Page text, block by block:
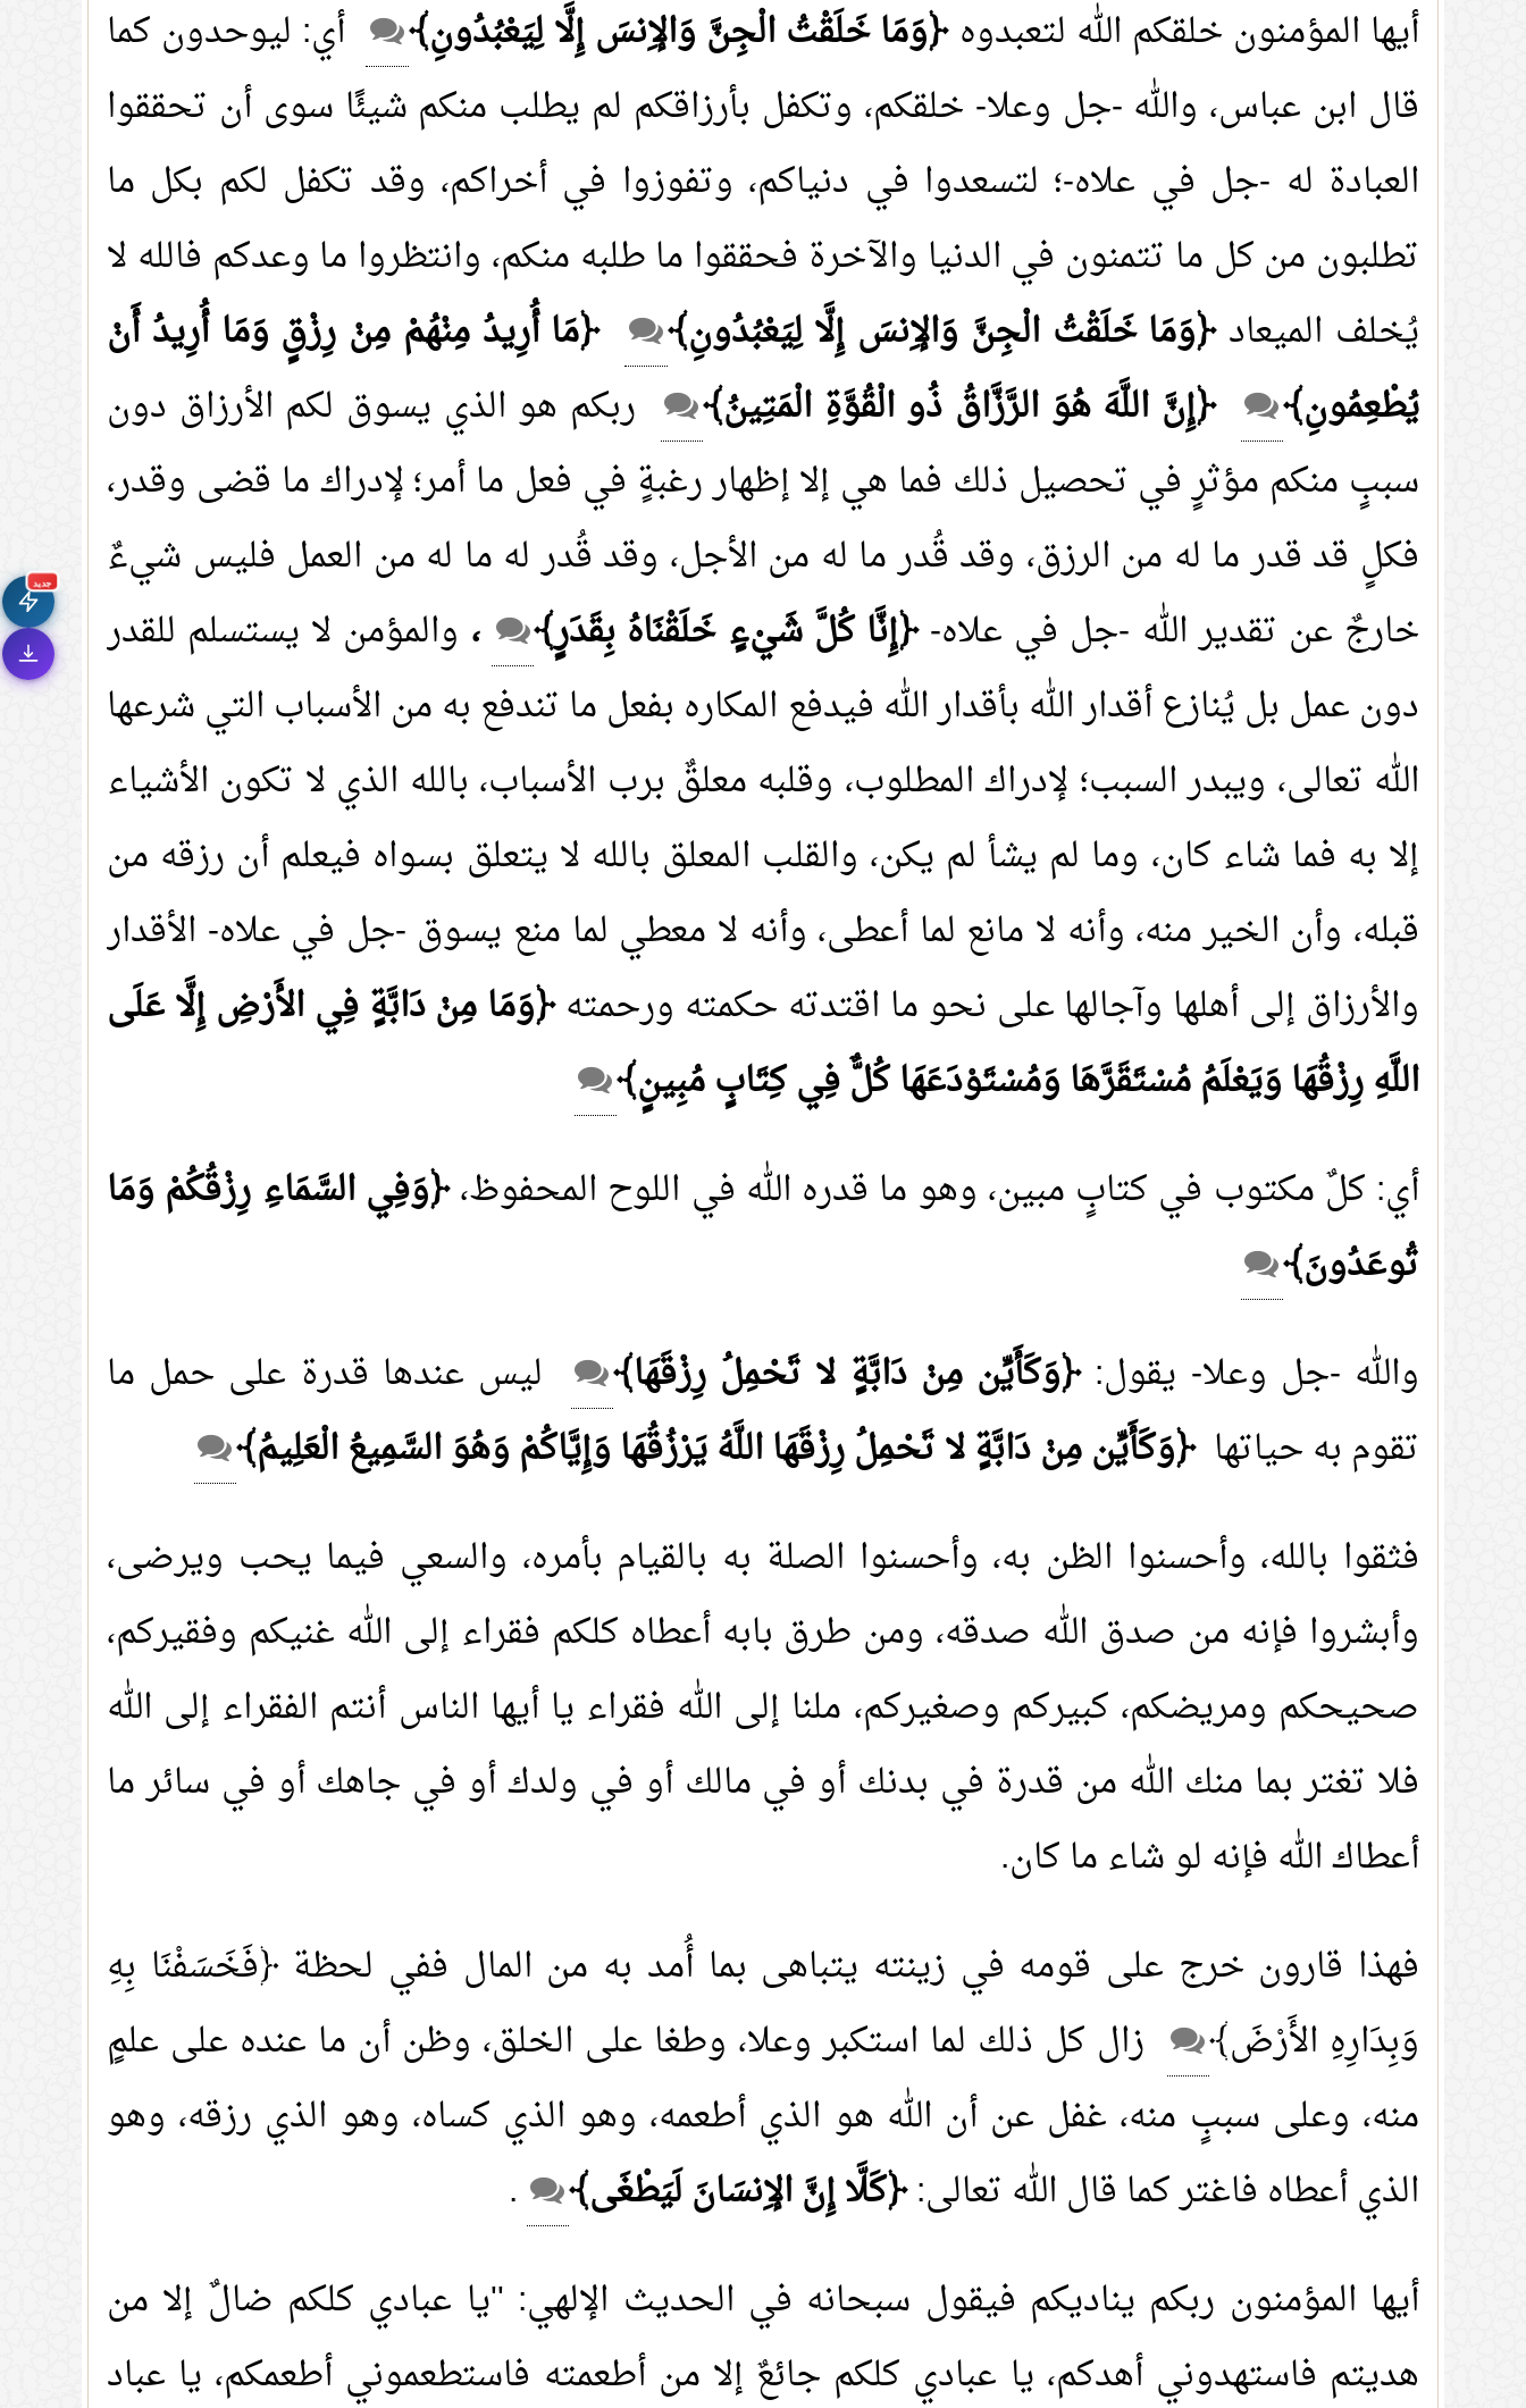
جديد
🚀 جديد الموقع!
⚡سرعة فائقة
تحميل أسرع بـ 3× من قبل
🎨 تصميم جديد كلياً
واجهة أكثر أناقة وسهولة
🔔 تتابع كل جديد بخطوة واحدة
أيها المؤمنون خلقكم الله لتعبدوه﴿وَمَا خَلَقْتُ الْجِنَّ وَالإِنسَ إِلَّا لِيَعْبُدُونِ﴾
أي: ليوحدون كما
قال ابن عباس، والله -جل وعلا- خلقكم، وتكفل بأرزاقكم لم يطلب منكم شيئًا سوى أن تحققوا
العبادة له -جل في علاه-؛ لتسعدوا في دنياكم، وتفوزوا في أخراكم، وقد تكفل لكم بكل ما
تطلبون من كل ما تتمنون في الدنيا والآخرة فحققوا ما طلبه منكم، وانتظروا ما وعدكم فالله لا
يُخلف الميعاد﴿وَمَا خَلَقْتُ الْجِنَّ وَالإِنسَ إِلَّا لِيَعْبُدُونِ﴾
﴿مَا أُرِيدُ مِنْهُمْ مِنْ رِزْقٍ وَمَا أُرِيدُ أَنْ
يُطْعِمُونِ﴾
﴿إِنَّ اللَّهَ هُوَ الرَّزَّاقُ ذُو الْقُوَّةِ الْمَتِينُ﴾
ربكم هو الذي يسوق لكم الأرزاق دون
سببٍ منكم مؤثرٍ في تحصيل ذلك فما هي إلا إظهار رغبةٍ في فعل ما أمر؛ لإدراك ما قضى وقدر،
فكلٍ قد قدر ما له من الرزق، وقد قُدر ما له من الأجل، وقد قُدر له ما له من العمل فليس شيءٌ
خارجٌ عن تقدير الله -جل في علاه-﴿إِنَّا كُلَّ شَيْءٍ خَلَقْنَاهُ بِقَدَرٍ﴾ ، والمؤمن لا يستسلم للقدر
دون عمل بل يُنازع أقدار الله بأقدار الله فيدفع المكاره بفعل ما تندفع به من الأسباب التي شرعها
الله تعالى، ويبدر السبب؛ لإدراك المطلوب، وقلبه معلقٌ برب الأسباب، بالله الذي لا تكون الأشياء
إلا به فما شاء كان، وما لم يشأ لم يكن، والقلب المعلق بالله لا يتعلق بسواه فيعلم أن رزقه من
قبله، وأن الخير منه، وأنه لا مانع لما أعطى، وأنه لا معطي لما منع يسوق -جل في علاه- الأقدار
والأرزاق إلى أهلها وآجالها على نحو ما اقتدته حكمته ورحمته﴿وَمَا مِنْ دَابَّةٍ فِي الأَرْضِ إِلَّا عَلَى
اللَّهِ رِزْقُهَا وَيَعْلَمُ مُسْتَقَرَّهَا وَمُسْتَوْدَعَهَا كُلٌّ فِي كِتَابٍ مُبِينٍ﴾
أي: كلٌ مكتوب في كتابٍ مبين، وهو ما قدره الله في اللوح المحفوظ،﴿وَفِي السَّمَاءِ رِزْقُكُمْ وَمَا
تُوعَدُونَ﴾
والله -جل وعلا- يقول:﴿وَكَأَيِّن مِنْ دَابَّةٍ لا تَحْمِلُ رِزْقَهَا﴾
ليس عندها قدرة على حمل ما
تقوم به حياتها﴿وَكَأَيِّن مِنْ دَابَّةٍ لا تَحْمِلُ رِزْقَهَا اللَّهُ يَرْزُقُهَا وَإِيَّاكُمْ وَهُوَ السَّمِيعُ الْعَلِيمُ﴾
فثقوا بالله، وأحسنوا الظن به، وأحسنوا الصلة به بالقيام بأمره، والسعي فيما يحب ويرضى،
وأبشروا فإنه من صدق الله صدقه، ومن طرق بابه أعطاه كلكم فقراء إلى الله غنيكم وفقيركم،
صحيحكم ومريضكم، كبيركم وصغيركم، ملنا إلى الله فقراء يا أيها الناس أنتم الفقراء إلى الله
فلا تغتر بما منك الله من قدرة في بدنك أو في مالك أو في ولدك أو في جاهك أو في سائر ما
أعطاك الله فإنه لو شاء ما كان.
فهذا قارون خرج على قومه في زينته يتباهى بما أُمد به من المال ففي لحظة ﴿فَخَسَفْنَا بِهِ
وَبِدَارِهِ الأَرْضَ﴾
زال كل ذلك لما استكبر وعلا، وطغا على الخلق، وظن أن ما عنده على علمٍ
منه، وعلى سببٍ منه، غفل عن أن الله هو الذي أطعمه، وهو الذي كساه، وهو الذي رزقه، وهو
الذي أعطاه فاغتر كما قال الله تعالى:﴿كَلَّا إِنَّ الإِنسَانَ لَيَطْغَى﴾
.
أيها المؤمنون ربكم يناديكم فيقول سبحانه في الحديث الإلهي: ''يا عبادي كلكم ضالٌ إلا من
هديتم فاستهدوني أهدكم، يا عبادي كلكم جائعٌ إلا من أطعمته فاستطعموني أطعمكم، يا عباد